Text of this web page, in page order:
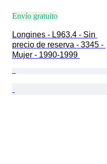
Envío gratuito
Longines - L963.4 - Sin
precio de reserva - 3345 -
Mujer - 1990-1999